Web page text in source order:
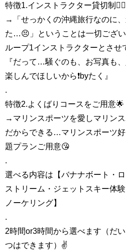
特徴1.インストラクター貸切制🏄‍♀️
→「せっかくの沖縄旅行なのに
た…😣」ということは一切ござ
ループ1インストラクターとさせ
『だって…騒ぐのも、お写真も
楽しんでほしいから❗️byたく』
.
特徴2.よくばりコースをご用意🌟
→マリンスポーツを愛しマリン
だからできる…マリンスポーツ
題プランご用意😘
.
選べる内容は【バナナボート・
ストリーム・ジェットスキー体
ノーケリング】
.
2時間or3時間から選べます（だ
つはできます）✌️